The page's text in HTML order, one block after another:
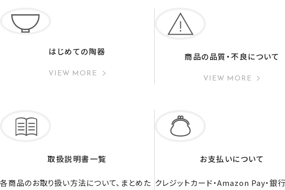
はじめての陶器
VIEW MORE
商品の品質・不良について
VIEW MORE
取扱説明書一覧
各商品のお取り扱い方法について、まとめた
お支払いについて
クレジットカード・Amazon Pay・銀